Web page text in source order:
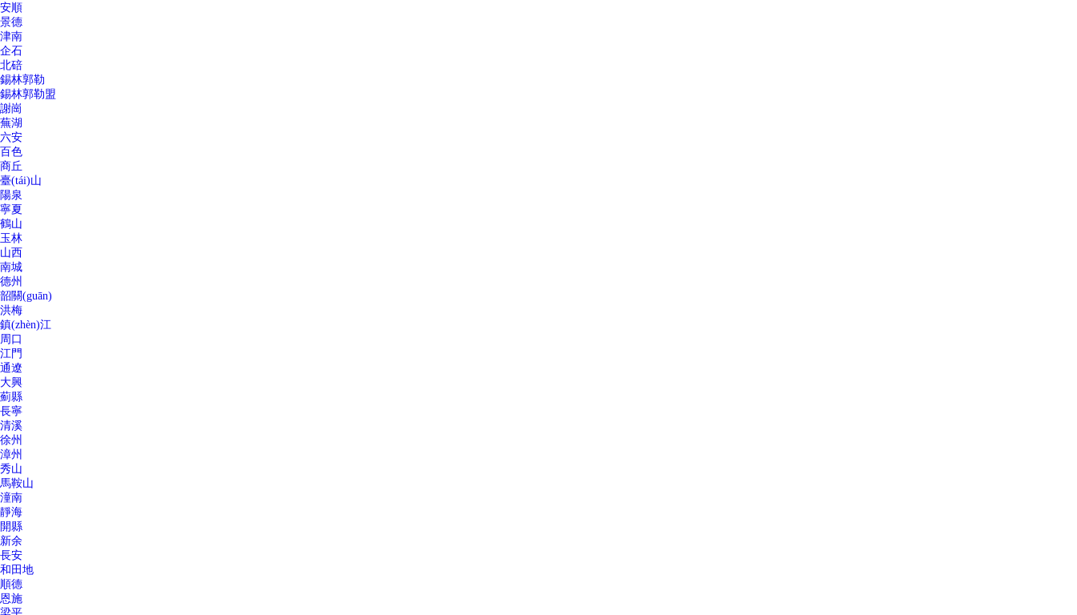
安順
景德
津南
企石
北碚
錫林郭勒
錫林郭勒盟
謝崗
蕪湖
六安
百色
商丘
臺(tái)山
陽泉
寧夏
鶴山
玉林
山西
南城
德州
韶關(guān)
洪梅
鎮(zhèn)江
周口
江門
通遼
大興
薊縣
長寧
清溪
徐州
漳州
秀山
馬鞍山
潼南
靜海
開縣
新余
長安
和田地
順德
恩施